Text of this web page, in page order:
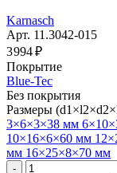
Karnasch
Арт. 11.3042-015
3 994 ₽
Покрытие
Blue-Tec
Без покрытия
Размеры
3×6×3×38 мм
10×16×6×60 мм
мм 16×25×8×70 мм